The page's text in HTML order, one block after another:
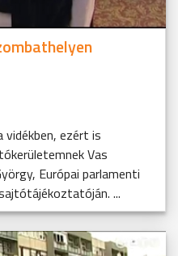
vidékben, ezért is
Vas
Európai parlamenti
...